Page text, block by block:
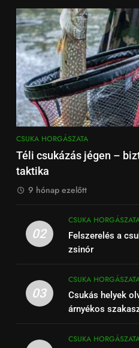
CSUKA HORGÁSZATA
Téli csukázás jégen –
taktika
9 hónap ezelőtt
02
CSUKA
Felszerelés a
zsinór
03
CSUKA
Csukás helyek
árnyékos
CSUKA